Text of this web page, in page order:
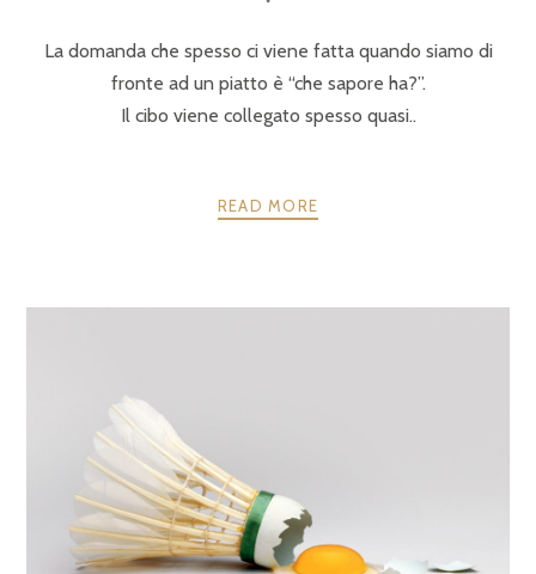
La domanda che spesso ci viene fatta quando siamo di
fronte ad un piatto è “che sapore ha?”.
Il cibo viene collegato spesso quasi..
READ MORE